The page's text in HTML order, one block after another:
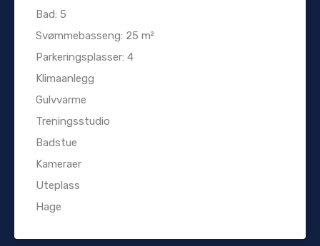
Bad: 5
Svømmebasseng: 25 m²
Parkeringsplasser: 4
Klimaanlegg
Gulvvarme
Treningsstudio
Badstue
Kameraer
Uteplass
Hage